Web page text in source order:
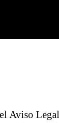
Aviso